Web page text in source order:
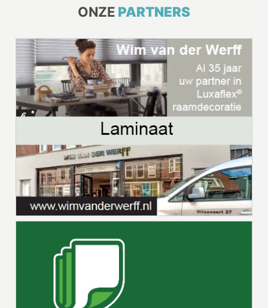
ONZE PARTNERS